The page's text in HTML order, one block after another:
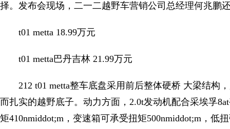
择。发布会现场，二一二越野车营销公司总经理何兆鹏
t01 metta 18.99万元
t01 metta巴丹吉林 21.99万元
212 t01 metta整车底盘采用前后整体硬桥 大梁结构
而扎实的越野底子。动力方面，2.0t发动机配合采埃孚
矩410nmiddot;m，变速箱可承受扭矩500nmiddot;m，低